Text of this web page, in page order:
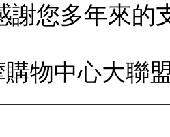
謝您多年來的
購物中心大